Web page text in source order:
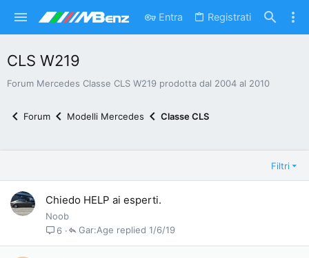
Entra Registrati
CLS W219
Forum Mercedes Classe CLS W219 prodotta dal 2004 al 2010
Forum Modelli Mercedes Classe CLS
Filtri
Chiedo HELP ai esperti.
Noob
6
1/6/19
Gar:Age